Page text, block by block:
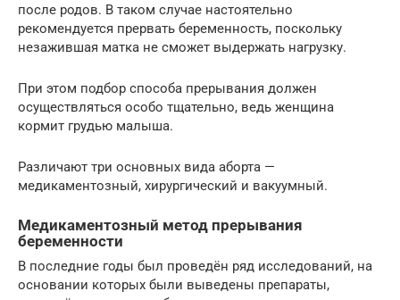
после родов. В таком случае настоятельно
рекомендуется прервать беременность, поскольку
незажившая матка не сможет выдержать нагрузку.
При этом подбор способа прерывания должен
осуществляться особо тщательно, ведь женщина
кормит грудью малыша.
Различают три основных вида аборта —
медикаментозный, хирургический и вакуумный.
Медикаментозный метод прерывания
беременности
В последние годы был проведён ряд исследований, на
основании которых были выведены препараты,